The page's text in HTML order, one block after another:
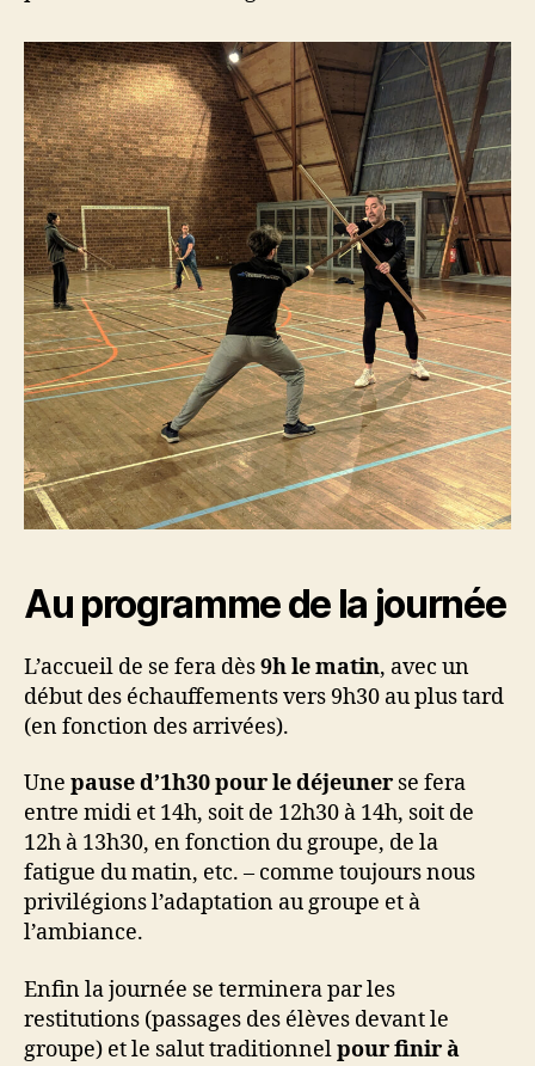
Au programme de la journée
L’accueil de se fera dès9h le matin, avec un
début des échauffements vers 9h30 au plus tard
(en fonction des arrivées).
Une pause d’1h30 pour le déjeuner se fera
entre midi et 14h, soit de 12h30 à 14h, soit de
12h à 13h30, en fonction du groupe, de la
fatigue du matin, etc. – comme toujours nous
privilégions l’adaptation au groupe et à
l’ambiance.
Enfin la journée se terminera par les
restitutions (passages des élèves devant le
groupe) et le salut traditionnelpour finir à